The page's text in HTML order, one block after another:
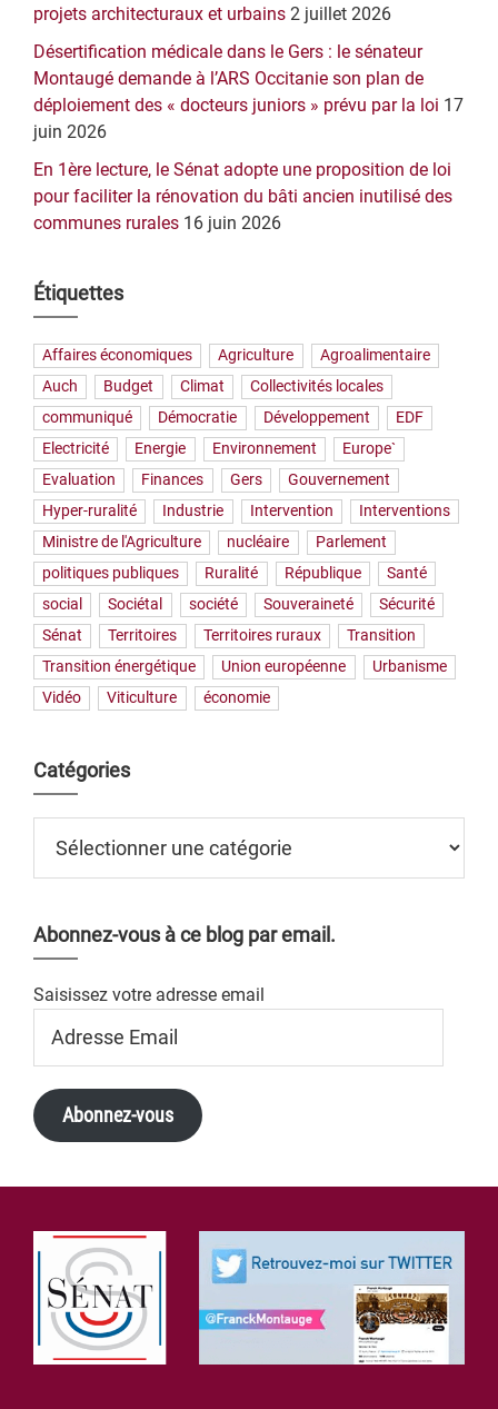
projets architecturaux et urbains 2 juillet 2026
Désertification médicale dans le Gers : le sénateur
Montaugé demande à l’ARS Occitanie son plan de
déploiement des « docteurs juniors » prévu par la loi 17
juin 2026
En 1ère lecture, le Sénat adopte une proposition de loi
pour faciliter la rénovation du bâti ancien inutilisé des
communes rurales 16 juin 2026
Étiquettes
Affaires économiques Agriculture
Agroalimentaire
Auch
Budget Climat
Collectivités locales
communiqué
Démocratie Développement
EDF
Electricité
Energie Environnement
Europe`
Evaluation
Finances Gers
Gouvernement
Hyper-ruralité
Industrie Intervention
Interventions
Ministre de l'Agriculture
nucléaire
Parlement
politiques publiques
Ruralité République
Santé
social
Sociétal société Souveraineté
Sécurité
Sénat
Territoires Territoires ruraux
Transition
Transition énergétique
Union européenne
Urbanisme
Vidéo
Viticulture économie
Catégories
Abonnez-vous à ce blog par email.
Saisissez votre adresse email
Email
Abonnez-vous
Footer